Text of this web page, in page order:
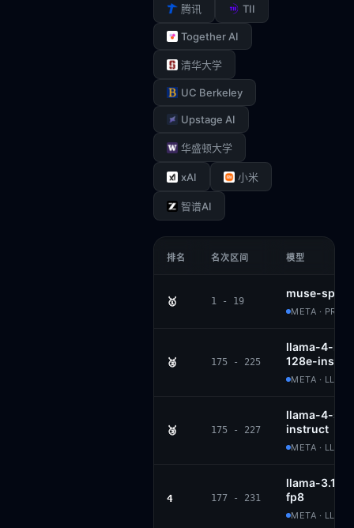
腾讯 TII
Together AI
清华大学
UC Berkeley
Upstage AI
华盛顿大学
xAI 小米
智谱AI
排名 名次区间 模型
🥇 1 - 19
muse-spark
META ·
🥈 175 - 225
llama-4-
128e-
META ·
🥉 175 - 227
llama-4-
instruct
META ·
4 177 - 231
llama-3.1-
fp8
META ·